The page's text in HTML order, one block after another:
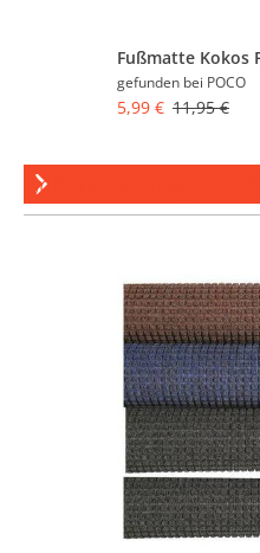
gefunden bei POCO
5,99 € 11,95 €
Schmutzfangmatten